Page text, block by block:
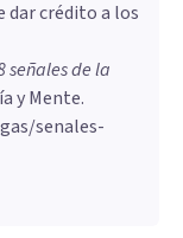
dar crédito a los
señales de la
y Mente.
senales-